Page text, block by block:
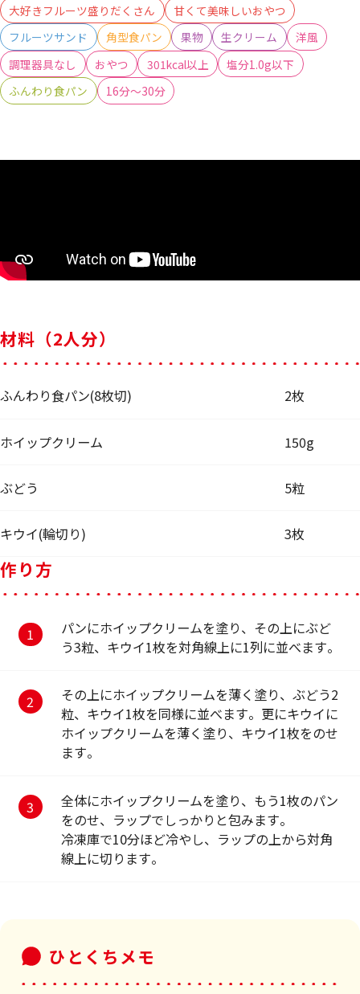
大好きフルーツ盛りだくさん
甘くて美味しいおやつ
フルーツサンド
角型食パン 果物 生クリーム
洋風
調理器具なし
おやつ 301kcal以上
塩分1.0g以下
ふんわり食パン
16分～30分
材料（2人分）
ふんわり食パン(8枚切) 2枚
ホイップクリーム 150g
ぶどう 5粒
キウイ(輪切り) 3枚
作り方
パンにホイップクリームを塗り、その上にぶど
う3粒、キウイ1枚を対角線上に1列に並べます。
その上にホイップクリームを薄く塗り、ぶどう2
粒、キウイ1枚を同様に並べます。更にキウイに
ホイップクリームを薄く塗り、キウイ1枚をのせ
ます。
全体にホイップクリームを塗り、もう1枚のパン
をのせ、ラップでしっかりと包みます。
冷凍庫で10分ほど冷やし、ラップの上から対角
線上に切ります。
ひとくちメモ